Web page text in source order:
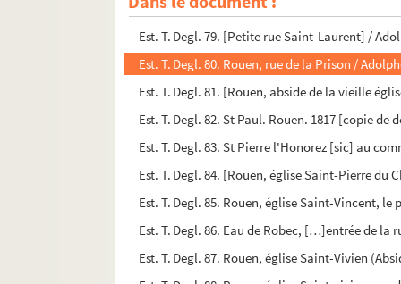
Est. T. Degl. 78. Rouen, église Saint-Laurent /
Est. T. Degl. 79. [Petite rue Saint-Laurent] /
Est. T. Degl. 80. Rouen, rue de la Prison /
Est. T. Degl. 81. [Rouen, abside de la vieille
Est. T. Degl. 82. St Paul. Rouen. 1817 [copie de
Est. T. Degl. 83. St Pierre l'Honorez [sic] au
Est. T. Degl. 84. [Rouen, église Saint-Pierre du
Est. T. Degl. 85. Rouen, église Saint-Vincent,
Est. T. Degl. 86. Eau de Robec, […]entrée de
Est. T. Degl. 87. Rouen, église Saint-Vivien